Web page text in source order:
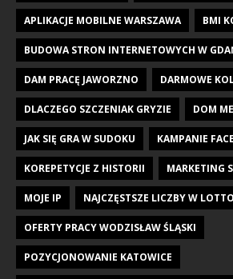
APLIKACJE MOBILNE WARSZAWA BMI
BUDOWA STRON INTERNETOWYCH W
DAM PRACĘ JAWORZNO DARMOWE
DLACZEGO SZCZENIAK GRYZIE DOM
JAK SIĘ GRA W SUDOKU KAMPANIE
KOREPETYCJE Z HISTORII MARKETING
MOJE IP NAJCZĘSTSZE LICZBY W LOTTO
OFERTY PRACY WODZISŁAW ŚLĄSKI
POZYCJONOWANIE KATOWICE